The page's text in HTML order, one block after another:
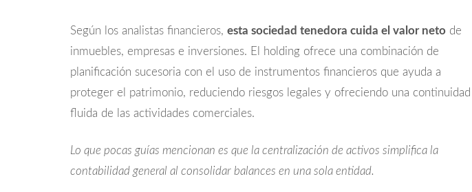
Según los analistas financieros, esta sociedad tenedora cuida el valor neto de
inmuebles, empresas e inversiones. El holding ofrece una combinación de
planificación sucesoria con el uso de instrumentos financieros que ayuda a
proteger el patrimonio, reduciendo riesgos legales y ofreciendo una continuidad
fluida de las actividades comerciales.
Lo que pocas guías mencionan es que la centralización de activos simplifica la
contabilidad general al consolidar balances en una sola entidad.